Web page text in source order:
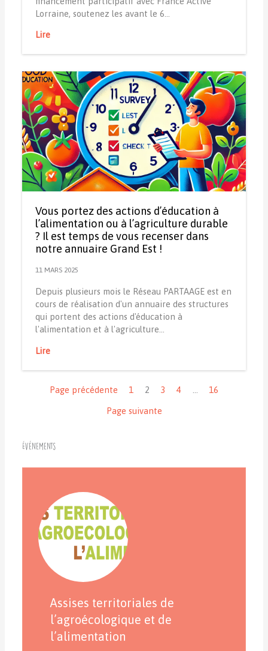
Lorraine, soutenez les avant le 6…
Lire
Vous portez des actions d’éducation à
l’alimentation ou à l’agriculture durable
? Il est temps de vous recenser dans
notre annuaire Grand Est !
11 MARS 2025
Depuis plusieurs mois le Réseau PARTAAGE est en
cours de réalisation d'un annuaire des structures
qui portent des actions d'éducation à
l'alimentation et à l'agriculture…
Lire
Page précédente
1 2 3 4 16
Page suivante
Événements
Assises territoriales de
l’agroécologique et de
l’alimentation